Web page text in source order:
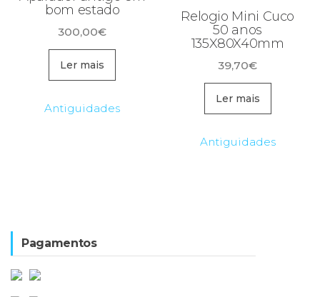
bom estado
300,00€
Ler mais
Antiguidades
Relogio Mini Cuco
50 anos
135X80X40mm
39,70€
Ler mais
Antiguidades
Pagamentos